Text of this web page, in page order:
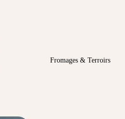
Fromages & Terroirs